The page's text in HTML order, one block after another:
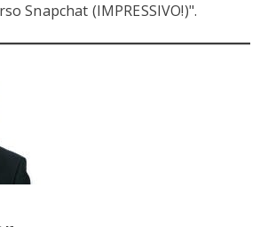
Snapchat (IMPRESSIVO!)".